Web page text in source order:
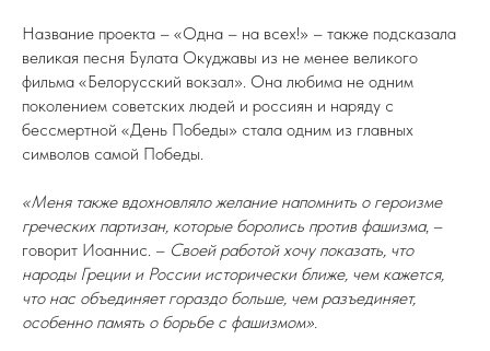
Название проекта – «Одна – на всех!» – также подсказала
великая песня Булата Окуджавы из не менее великого
фильма «Белорусский вокзал». Она любима не одним
поколением советских людей и россиян и наряду с
бессмертной «День Победы» стала одним из главных
символов самой Победы.
«Меня также вдохновляло желание напомнить о героизме
греческих партизан, которые боролись против фашизма, –
говорит Иоаннис. – Своей работой хочу показать, что
народы Греции и России исторически ближе, чем кажется,
что нас объединяет гораздо больше, чем разъединяет,
особенно память о борьбе с фашизмом».